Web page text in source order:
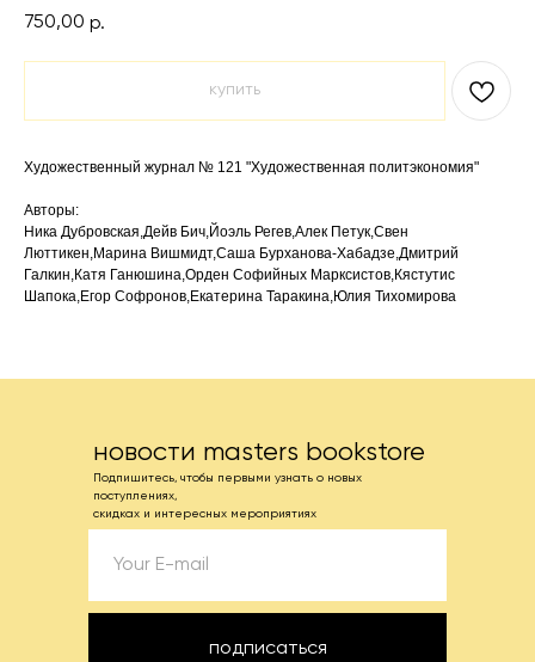
750,00 р.
купить
Художественный журнал № 121 "Художественная политэкономия"
Авторы:
Ника Дубровская,Дейв Бич,Йоэль Регев,Алек Петук,Свен
Люттикен,Марина Вишмидт,Саша Бурханова-Хабадзе,Дмитрий
Галкин,Катя Ганюшина,Орден Софийных Марксистов,Кястутис
Шапока,Егор Софронов,Екатерина Таракина,Юлия Тихомирова
новости masters bookstore
Подпишитесь, чтобы первыми узнать о новых
поступлениях,
скидках и интересных мероприятиях
подписаться